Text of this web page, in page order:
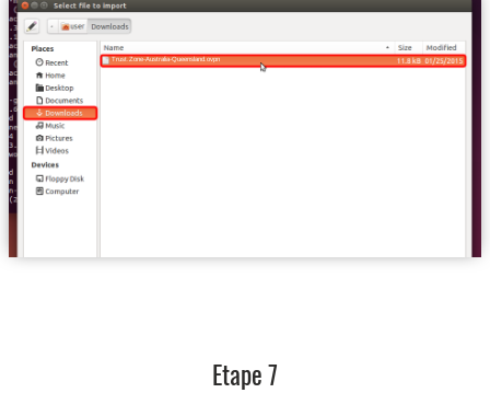
Trust.Zone-Australia-Queensland.ovpn
Etape 7